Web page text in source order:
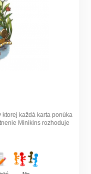
ktorej každá karta ponúka
Minikins rozhoduje